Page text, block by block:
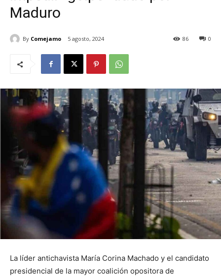
Maduro
By Comejamo 5 agosto, 2024 0
86
La líder antichavista María Corina Machado y el candidato
presidencial de la mayor coalición opositora de